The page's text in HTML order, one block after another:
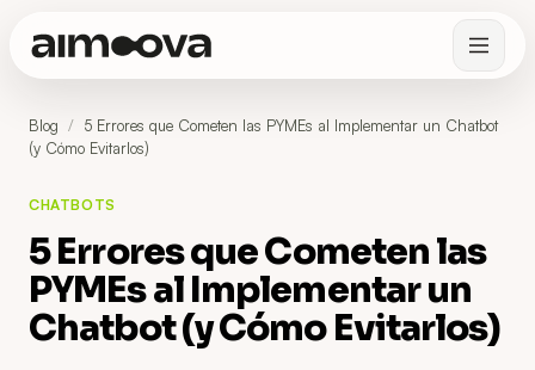
Blog / 5 Errores que Cometen las PYMEs al Implementar un Chatbot
(y Cómo Evitarlos)
CHATBOTS
5 Errores que Cometen las
PYMEs al Implementar un
Chatbot (y Cómo Evitarlos)